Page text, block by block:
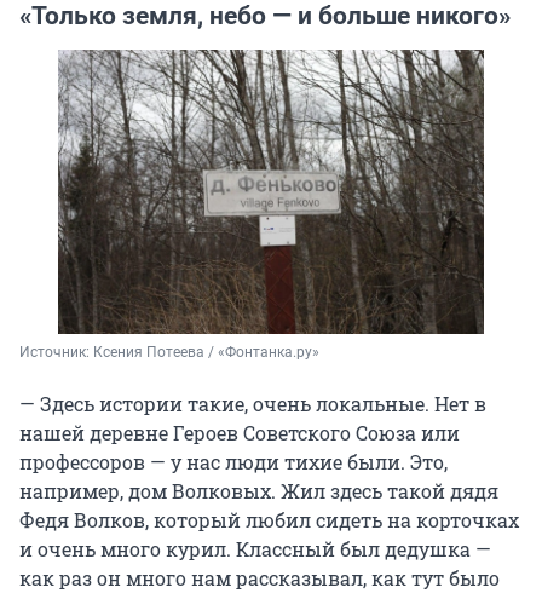
«Только земля, небо — и больше никого»
Источник: Ксения Потеева / «Фонтанка.ру»
— Здесь истории такие, очень локальные. Нет в
нашей деревне Героев Советского Союза или
профессоров — у нас люди тихие были. Это,
например, дом Волковых. Жил здесь такой дядя
Федя Волков, который любил сидеть на корточках
и очень много курил. Классный был дедушка —
как раз он много нам рассказывал, как тут было